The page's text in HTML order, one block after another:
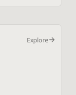
Explore